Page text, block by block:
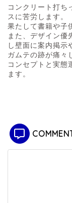
コンクリート打ち
スに苦労します。
果たして書籍や子
また、デザイン優
し壁面に案内掲示
ガムテの跡が痛々
コンセプトと実態
ます。